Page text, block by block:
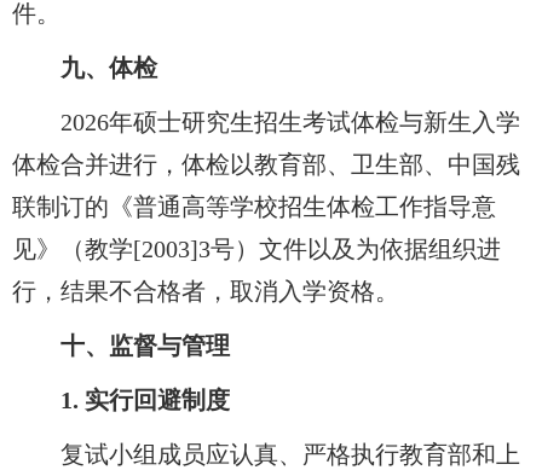
件。
九、体检
2026年硕士研究生招生考试体检与新生入学
体检合并进行，体检以教育部、卫生部、中国残
联制订的《普通高等学校招生体检工作指导意
见》（教学[2003]3号）文件以及为依据组织进
行，结果不合格者，取消入学资格。
十、监督与管理
1. 实行回避制度
复试小组成员应认真、严格执行教育部和上